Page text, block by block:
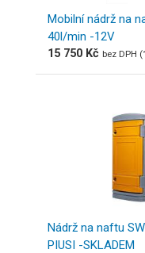
Mobilní nádrž na
40l/min -12V
15 750 Kč bez DPH (
Nádrž na naftu
PIUSI -SKLADEM